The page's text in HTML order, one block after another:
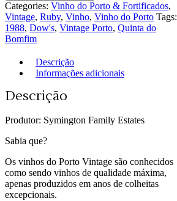
Categories: Vinho do Porto & Fortificados,
Vintage, Ruby, Vinho, Vinho do Porto Tags:
1988, Dow's, Vintage Porto, Quinta do
Bomfim
Descrição
Informações adicionais
Descrição
Produtor: Symington Family Estates
Sabia que?
Os vinhos do Porto Vintage são conhecidos
como sendo vinhos de qualidade máxima,
apenas produzidos em anos de colheitas
excepcionais.